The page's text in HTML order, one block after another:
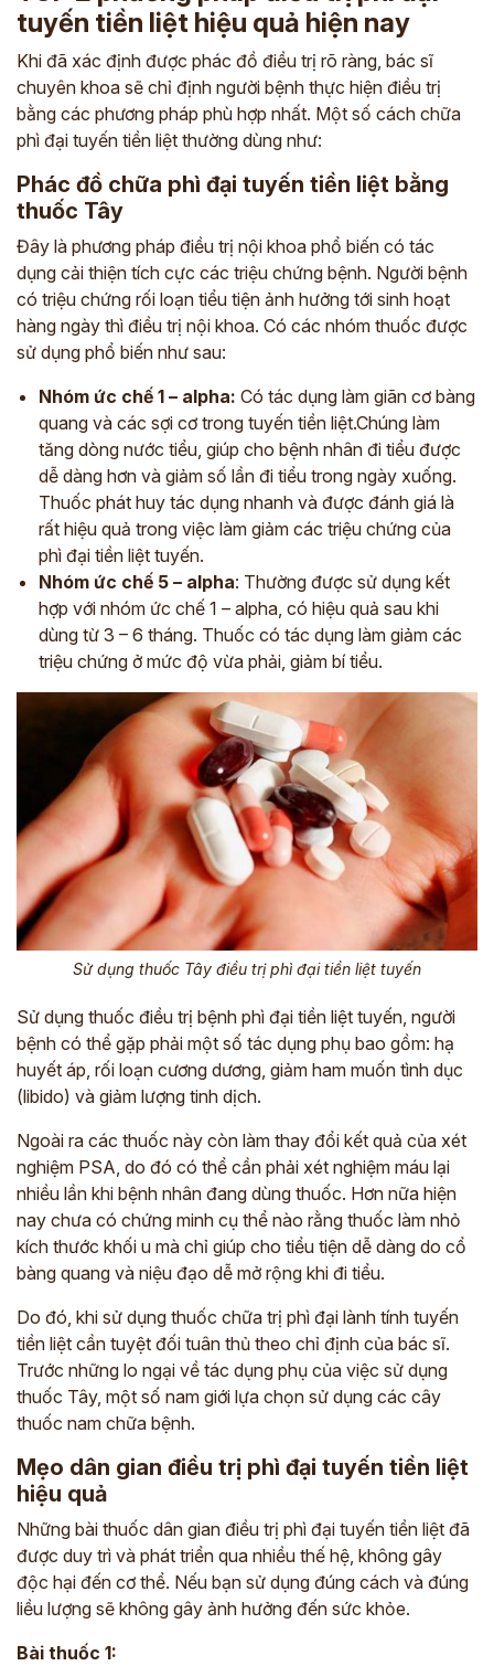
tuyến tiền liệt hiệu quả hiện nay
Khi đã xác định được phác đồ điều trị rõ ràng, bác sĩ
chuyên khoa sẽ chỉ định người bệnh thực hiện điều trị
bằng các phương pháp phù hợp nhất. Một số cách chữa
phì đại tuyến tiền liệt thường dùng như:
Phác đồ chữa phì đại tuyến tiền liệt bằng
thuốc Tây
Đây là phương pháp điều trị nội khoa phổ biến có tác
dụng cải thiện tích cực các triệu chứng bệnh. Người bệnh
có triệu chứng rối loạn tiểu tiện ảnh hưởng tới sinh hoạt
hàng ngày thì điều trị nội khoa. Có các nhóm thuốc được
sử dụng phổ biến như sau:
Nhóm ức chế 1 – alpha: Có tác dụng làm giãn cơ bàng
quang và các sợi cơ trong tuyến tiền liệt.Chúng làm
tăng dòng nước tiểu, giúp cho bệnh nhân đi tiểu được
dễ dàng hơn và giảm số lần đi tiểu trong ngày xuống.
Thuốc phát huy tác dụng nhanh và được đánh giá là
rất hiệu quả trong việc làm giảm các triệu chứng của
phì đại tiền liệt tuyến.
Nhóm ức chế 5 – alpha: Thường được sử dụng kết
hợp với nhóm ức chế 1 – alpha, có hiệu quả sau khi
dùng từ 3 – 6 tháng. Thuốc có tác dụng làm giảm các
triệu chứng ở mức độ vừa phải, giảm bí tiểu.
Sử dụng thuốc Tây điều trị phì đại tiền liệt tuyến
Sử dụng thuốc điều trị bệnh phì đại tiền liệt tuyến, người
bệnh có thể gặp phải một số tác dụng phụ bao gồm: hạ
huyết áp, rối loạn cương dương, giảm ham muốn tình dục
(libido) và giảm lượng tinh dịch.
Ngoài ra các thuốc này còn làm thay đổi kết quả của xét
nghiệm PSA, do đó có thể cần phải xét nghiệm máu lại
nhiều lần khi bệnh nhân đang dùng thuốc. Hơn nữa hiện
nay chưa có chứng minh cụ thể nào rằng thuốc làm nhỏ
kích thước khối u mà chỉ giúp cho tiểu tiện dễ dàng do cổ
bàng quang và niệu đạo dễ mở rộng khi đi tiểu.
Do đó, khi sử dụng thuốc chữa trị phì đại lành tính tuyến
tiền liệt cần tuyệt đối tuân thủ theo chỉ định của bác sĩ.
Trước những lo ngại về tác dụng phụ của việc sử dụng
thuốc Tây, một số nam giới lựa chọn sử dụng các cây
thuốc nam chữa bệnh.
Mẹo dân gian điều trị phì đại tuyến tiền liệt
hiệu quả
Những bài thuốc dân gian điều trị phì đại tuyến tiền liệt đã
được duy trì và phát triển qua nhiều thế hệ, không gây
độc hại đến cơ thể. Nếu bạn sử dụng đúng cách và đúng
liều lượng sẽ không gây ảnh hưởng đến sức khỏe.
Bài thuốc 1: